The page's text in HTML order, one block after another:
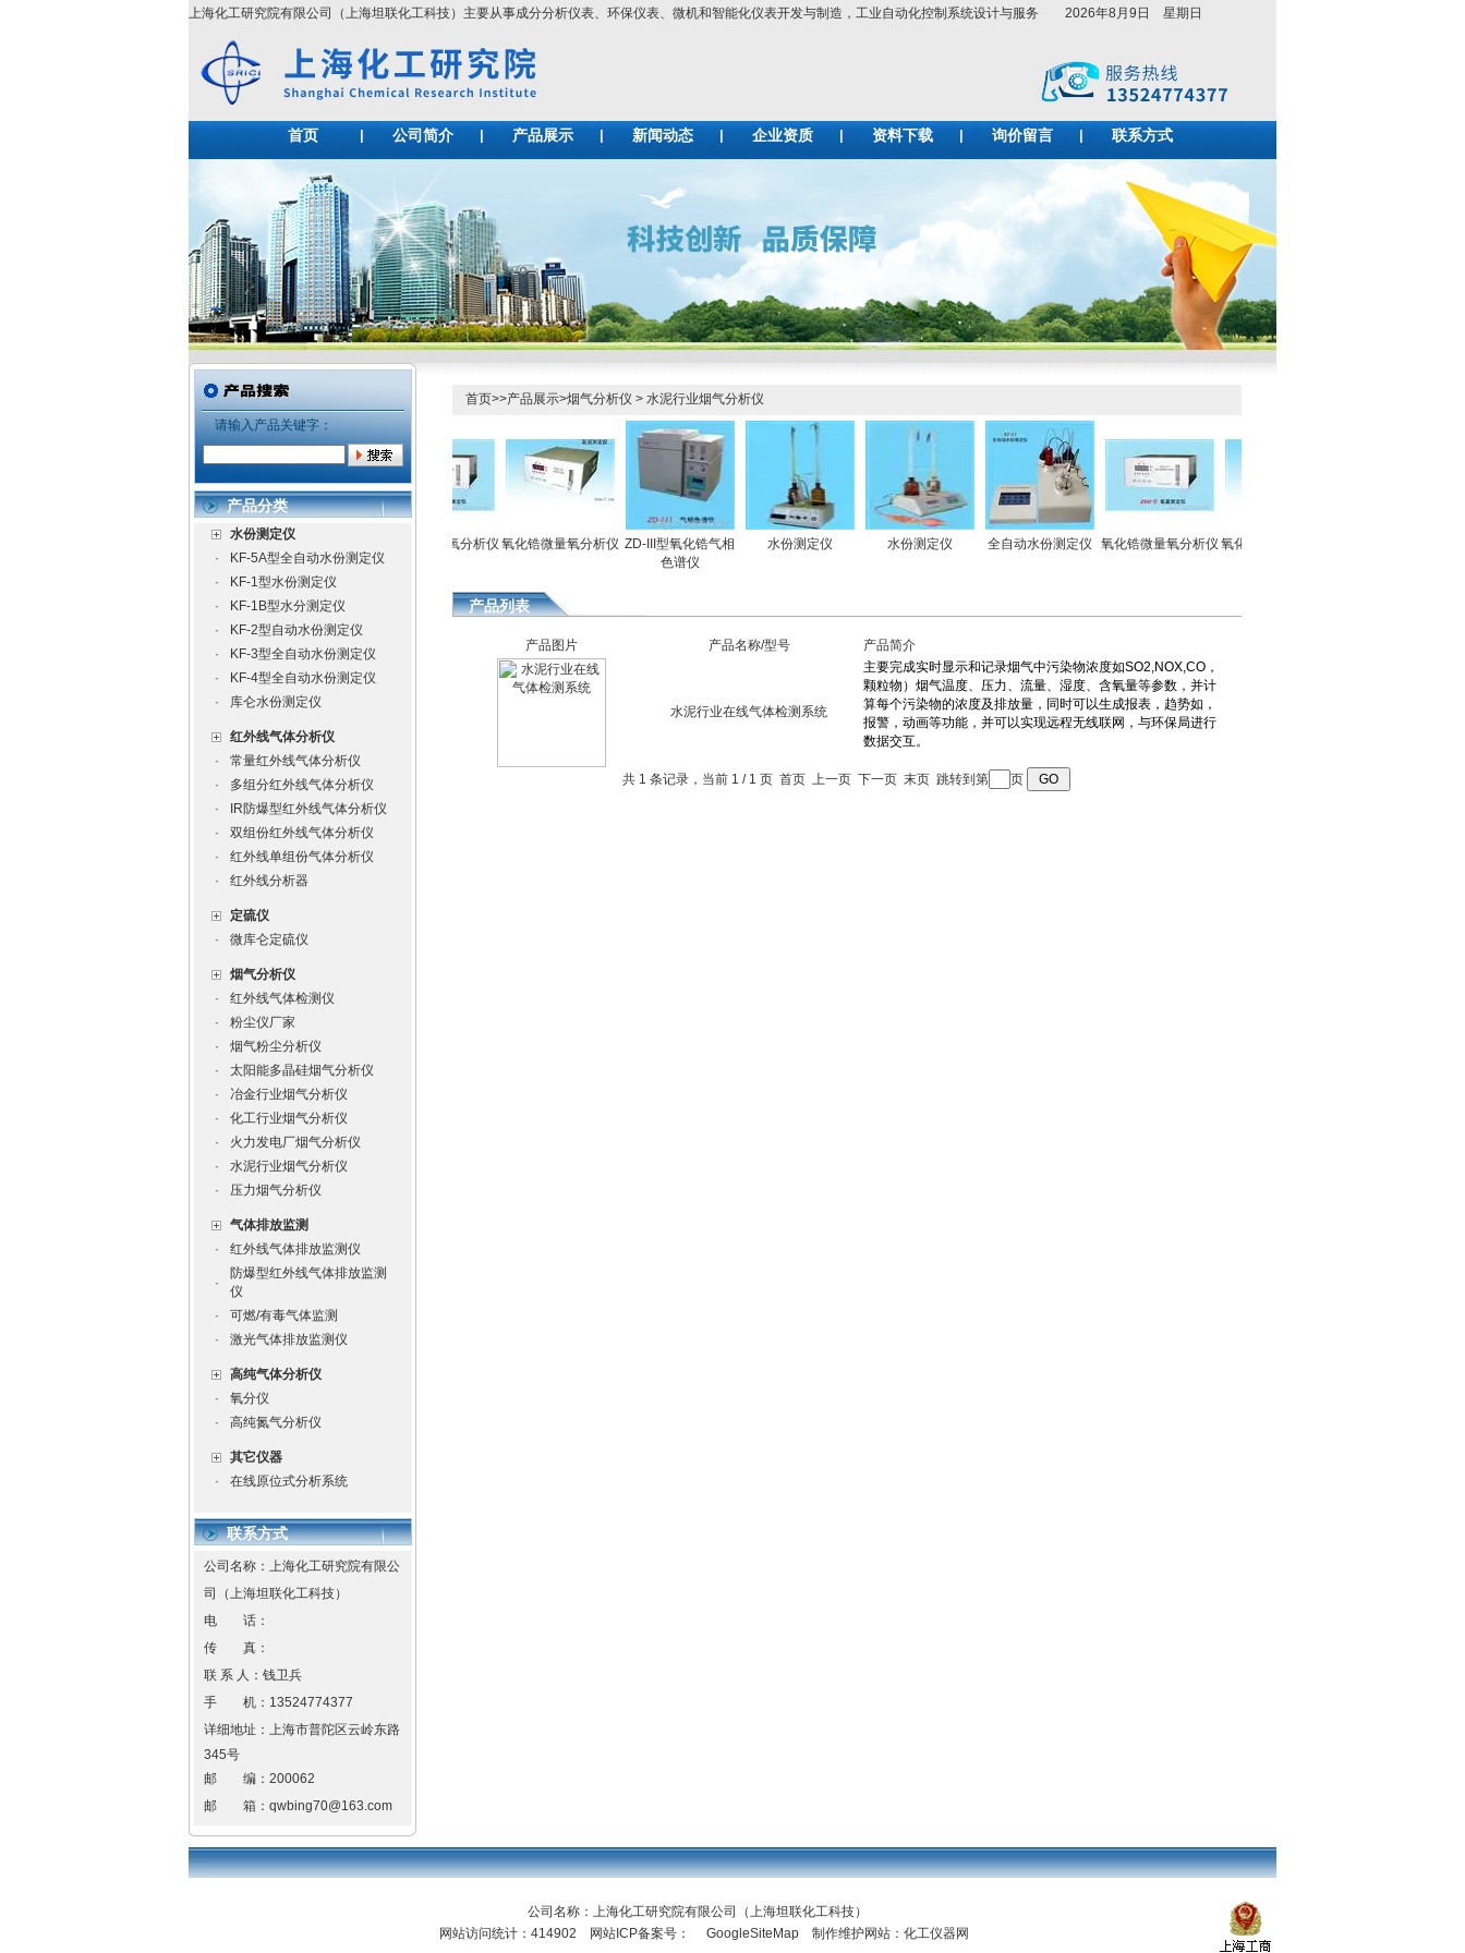
上海化工研究院有限公司（上海坦联化工科技）主要从事成分分析仪表、环保仪表、微机和智能化仪表开发与制造，工业自动化控制系统设计与服务 2026年8月9日 星期日
首页 公司简介 产品展示 新闻动态 企业资质 资料下载 询价留言 联系方式
请输入产品关键字：
产品分类
水份测定仪
·
KF-5A型全自动水份测定仪
·
KF-1型水份测定仪
·
KF-1B型水分测定仪
·
KF-2型自动水份测定仪
·
KF-3型全自动水份测定仪
·
KF-4型全自动水份测定仪
·
库仑水份测定仪
红外线气体分析仪
·
常量红外线气体分析仪
·
多组分红外线气体分析仪
·
IR防爆型红外线气体分析仪
·
双组份红外线气体分析仪
·
红外线单组份气体分析仪
·
红外线分析器
定硫仪
·
微库仑定硫仪
烟气分析仪
·
红外线气体检测仪
·
粉尘仪厂家
·
烟气粉尘分析仪
·
太阳能多晶硅烟气分析仪
·
冶金行业烟气分析仪
·
化工行业烟气分析仪
·
火力发电厂烟气分析仪
·
水泥行业烟气分析仪
·
压力烟气分析仪
气体排放监测
·
红外线气体排放监测仪
·
防爆型红外线气体排放监测
仪
·
可燃/有毒气体监测
·
激光气体排放监测仪
高纯气体分析仪
·
氧分仪
·
高纯氮气分析仪
其它仪器
·
在线原位式分析系统
联系方式
公司名称：上海化工研究院有限公
司（上海坦联化工科技）
电 话：
传 真：
联 系 人：钱卫兵
手 机： 13524774377
详细地址： 上海市普陀区云岭东路
345号
邮 编： 200062
邮 箱： qwbing70@163.com
首页>>产品展示>烟气分析仪 > 水泥行业烟气分析仪
水份测定仪 全自动水份测定仪 氧化锆微量氧分析仪氧化锆微量氧分析仪 ZD-III型氧化锆气相
色谱仪
水份测定仪 水份测定仪 全自动水份测定仪 氧化锆微量氧分析仪氧化锆微量氧分析仪
产品列表
产品图片 产品名称/型号 产品简介
水泥行业在线气体检测系统
共 1 条记录，当前 1 / 1 页 首页 上一页 下一页 末页 跳转到第 页
公司名称：上海化工研究院有限公司（上海坦联化工科技）
网站访问统计：414902 网站ICP备案号：
GoogleSiteMap 制作维护网站：化工仪器网